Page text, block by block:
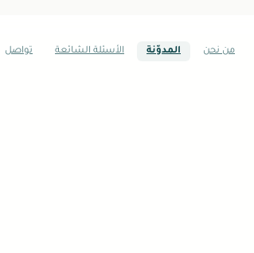
من نحن المدوّنة الأسئلة الشائعة تواصل